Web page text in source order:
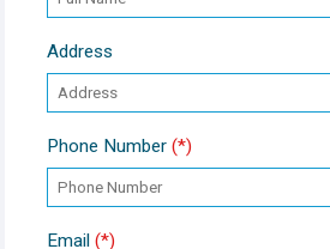
Address
Phone Number (*)
Email (*)